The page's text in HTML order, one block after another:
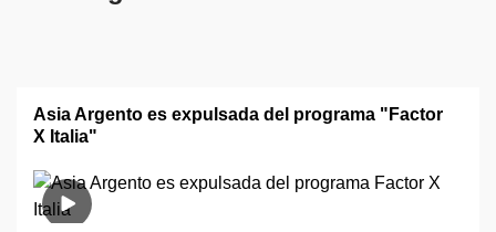
Asia Argento es expulsada del programa "Factor
X Italia"